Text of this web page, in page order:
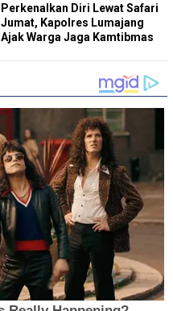
Perkenalkan Diri Lewat Safari
Jumat, Kapolres Lumajang
Ajak Warga Jaga Kamtibmas